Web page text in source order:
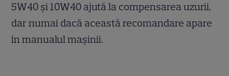
5W40 și 10W40 ajută la compensarea uzurii,
dar numai dacă această recomandare apare
în manualul mașinii.